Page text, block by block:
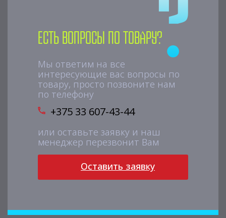
Есть вопросы по товару?
Мы ответим на все
интересующие вас вопросы по
товару, просто позвоните нам
по телефону
+375 33 607-43-44
или оставьте заявку и наш
менеджер перезвонит Вам
Оставить заявку